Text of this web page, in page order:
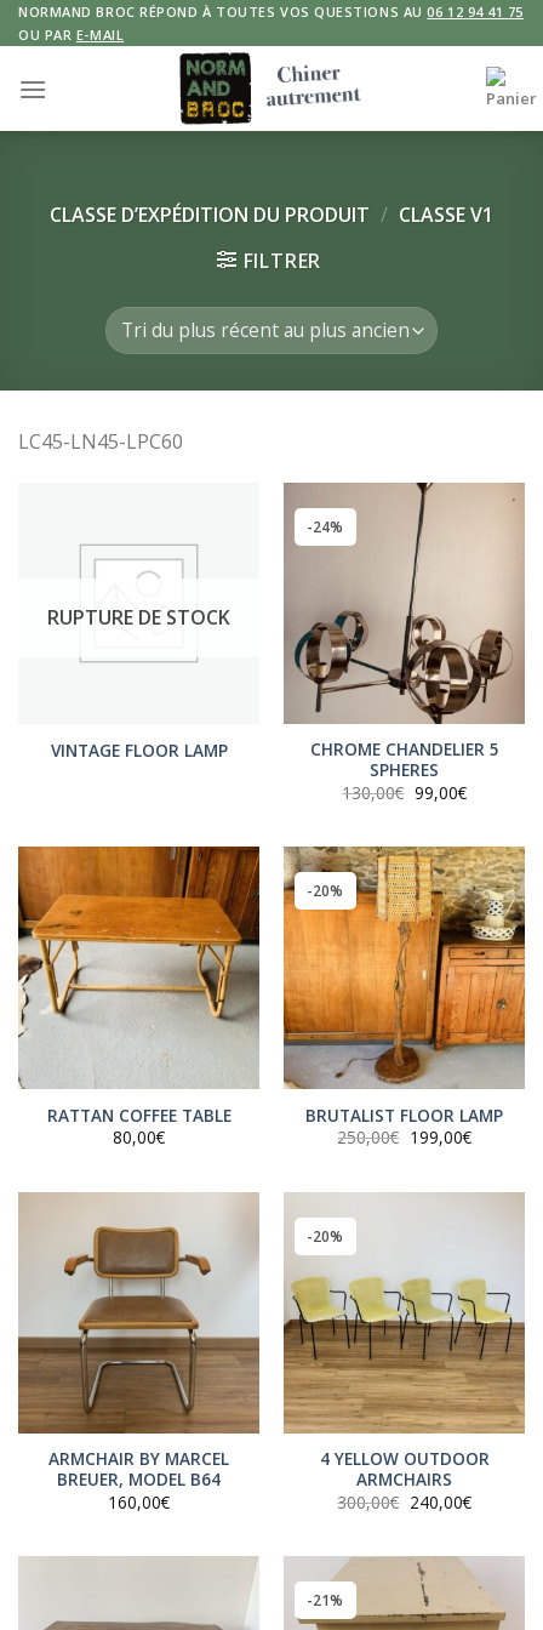
Skip
to
NORMAND BROC RÉPOND À TOUTES VOS QUESTIONS AU06 12 94 41 75
OU PAR E-MAIL
CLASSE D’EXPÉDITION DU PRODUIT / CLASSE V1
FILTRER
LC45-LN45-LPC60
RUPTURE DE STOCK
VINTAGE FLOOR LAMP
-24%
CHROME CHANDELIER 5
SPHERES
130,00€ Le
prix
130,00€.
99,00€Le
prix
99,00€.
RATTAN COFFEE TABLE
80,00€
-20%
BRUTALIST FLOOR LAMP
250,00€ Le
prix
250,00€.
199,00€Le
prix
199,00€.
ARMCHAIR BY MARCEL
BREUER, MODEL B64
160,00€
-20%
4 YELLOW OUTDOOR
ARMCHAIRS
300,00€ Le
prix
300,00€.
240,00€Le
prix
240,00€.
-21%